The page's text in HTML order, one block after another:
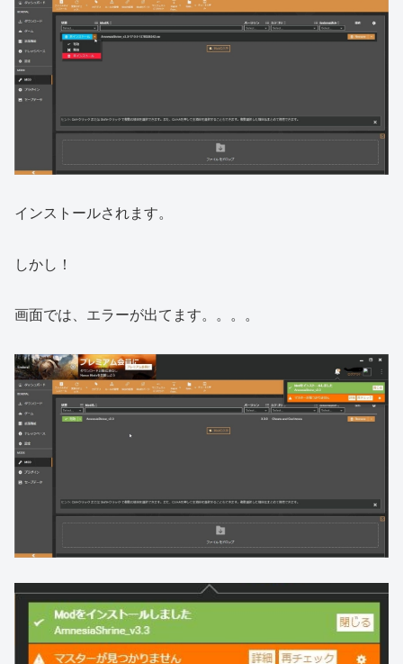
インストールされます。
しかし！
画面では、エラーが出てます。。。。